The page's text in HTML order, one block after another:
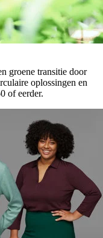
groene transitie door
oplossingen en
of eerder.